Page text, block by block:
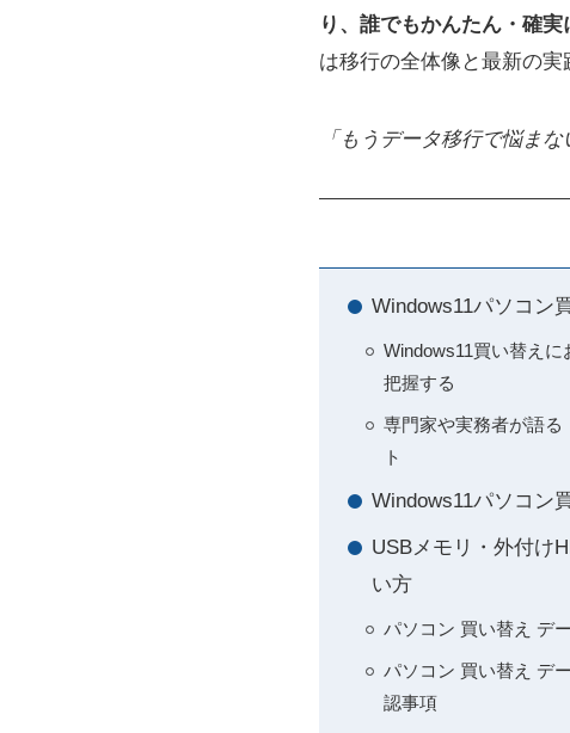
り、誰でもかんたん・確
は移行の全体像と最新の実
「もうデータ移行で悩ま
Windows11パソコン
Windows11買い替え
把握する
専門家や実務者が語る
ト
Windows11パソコン
USBメモリ・外付け
い方
パソコン 買い替え デ
パソコン 買い替え デ
認事項